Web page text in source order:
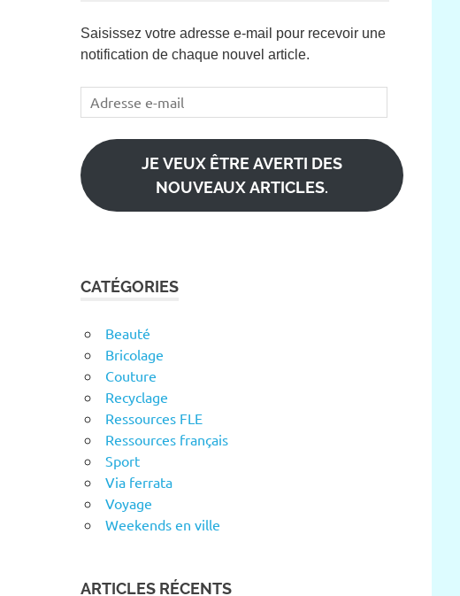
Saisissez votre adresse e-mail pour recevoir une
notification de chaque nouvel article.
Adresse
e-
mail
JE VEUX ÊTRE AVERTI DES
NOUVEAUX ARTICLES.
CATÉGORIES
Beauté
Bricolage
Couture
Recyclage
Ressources FLE
Ressources français
Sport
Via ferrata
Voyage
Weekends en ville
ARTICLES RÉCENTS